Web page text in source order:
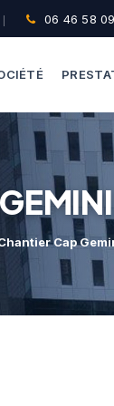
06 46 58
Vitrine
Cap